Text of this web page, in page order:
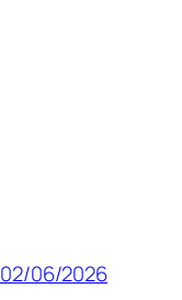
02/06/2026